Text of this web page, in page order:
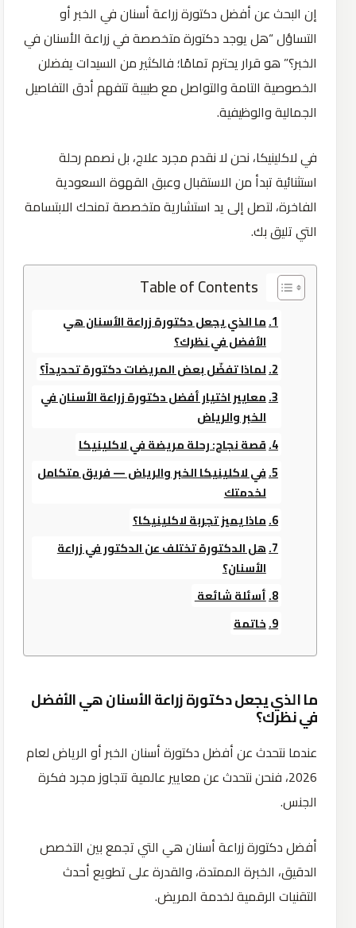
إن البحث عن أفضل دكتورة زراعة أسنان في الخبر أو
التساؤل “هل يوجد دكتورة متخصصة في زراعة الأسنان في
الخبر؟” هو قرار يحترم تمامًا؛ فالكثير من السيدات يفضلن
الخصوصية التامة والتواصل مع طبيبة تتفهم أدق التفاصيل
الجمالية والوظيفية.
في لاكلينيكا، نحن لا نقدم مجرد علاج، بل نصمم رحلة
استثنائية تبدأ من الاستقبال وعبق القهوة السعودية
الفاخرة، لتصل إلى يد استشارية متخصصة تمنحك الابتسامة
التي تليق بك.
Table of Contents
ما الذي يجعل دكتورة زراعة الأسنان هي
الأفضل في نظرك؟
لماذا تفضّل بعض المريضات دكتورة تحديداً؟
معايير اختيار أفضل دكتورة زراعة الأسنان في
الخبر والرياض
قصة نجاح: رحلة مريضة في لاكلينيكا
في لاكلينيكا الخبر والرياض — فريق متكامل
لخدمتك
ماذا يميز تجربة لاكلينيكا؟
هل الدكتورة تختلف عن الدكتور في زراعة
الأسنان؟
أسئلة شائعة
خاتمة
ما الذي يجعل دكتورة زراعة الأسنان هي الأفضل
في نظرك؟
عندما نتحدث عن أفضل دكتورة أسنان الخبر أو الرياض لعام
2026، فنحن نتحدث عن معايير عالمية تتجاوز مجرد فكرة
الجنس.
أفضل دكتورة زراعة أسنان هي التي تجمع بين التخصص
الدقيق، الخبرة الممتدة، والقدرة على تطويع أحدث
التقنيات الرقمية لخدمة المريض.